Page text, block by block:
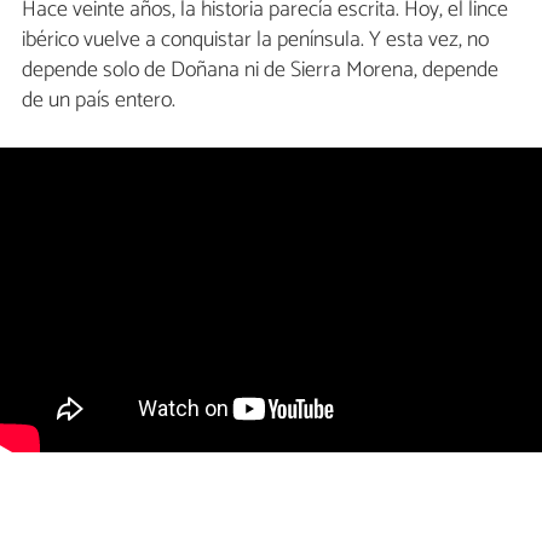
Hace veinte años, la historia parecía escrita. Hoy, el lince
ibérico vuelve a conquistar la península. Y esta vez, no
depende solo de Doñana ni de Sierra Morena, depende
de un país entero.